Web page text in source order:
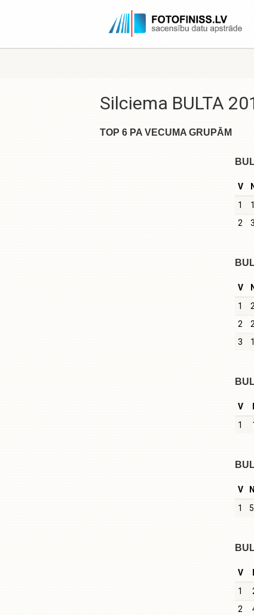
Silciema BULTA
TOP 6 PA VECUMA GRUPĀM
V
1
2
V
1
2
3
V
1
V
1
V
1
2